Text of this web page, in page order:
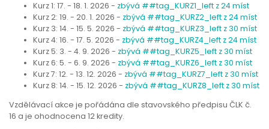
Kurz 1: 17. - 18. 1. 2026 - zbývá ##tag_KURZ1_left z 24 míst
Kurz 2: 19. - 20. 1. 2026 - zbývá ##tag_KURZ2_left z 24 míst
Kurz 3: 14. - 15. 5. 2026 - zbývá ##tag_KURZ3_left z 30 míst
Kurz 4: 16. - 17. 5. 2026 - zbývá ##tag_KURZ4_left z 24 míst
Kurz 5: 3. - 4. 9. 2026 - zbývá ##tag_KURZ5_left z 30 míst
Kurz 6: 5. - 6. 9. 2026 - zbývá ##tag_KURZ6_left z 30 míst
Kurz 7: 12. - 13. 12. 2026 - zbývá ##tag_KURZ7_left z 30 míst
Kurz 8: 14. - 15. 12. 2026 - zbývá ##tag_KURZ8_left z 30 míst
Vzdělávací akce je pořádána dle stavovského předpisu ČLK č.
16 a je ohodnocena 12 kredity.